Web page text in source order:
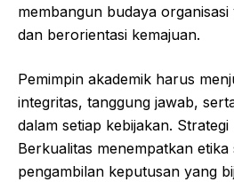
membangun budaya
dan berorientasi kemajuan.
Pemimpin akademik harus
integritas, tanggung jawab,
dalam setiap kebijakan.
Berkualitas menempatkan etika
pengambilan keputusan yang